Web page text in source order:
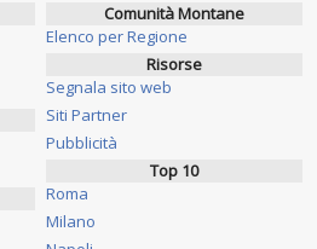
Comunità Montane
Elenco per Regione
Risorse
Segnala sito web
Siti Partner
Pubblicità
Top 10
Roma
Milano